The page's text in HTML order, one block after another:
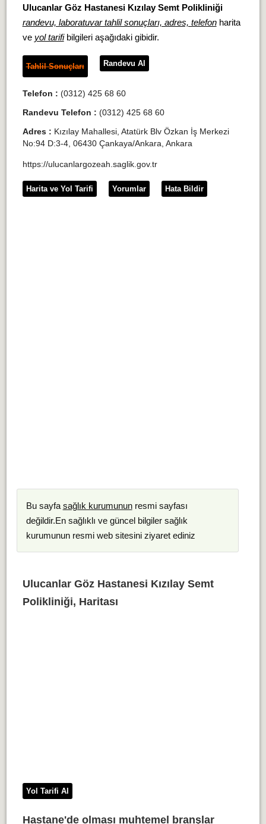
Ulucanlar Göz Hastanesi Kızılay Semt Polikliniği
randevu, laboratuvar tahlil sonuçları, adres, telefonharita
ve yol tarifibilgileri aşağıdaki gibidir.
Tahlil Sonuçları Randevu Al
Telefon : (0312) 425 68 60
Randevu Telefon : (0312) 425 68 60
Adres : Kızılay Mahallesi, Atatürk Blv Özkan İş Merkezi
No:94 D:3-4, 06430 Çankaya/Ankara, Ankara
https://ulucanlargozeah.saglik.gov.tr
Harita ve Yol Tarifi Yorumlar Hata Bildir
Bu sayfa sağlık kurumununresmi sayfası
değildir.En sağlıklı ve güncel bilgiler sağlık
kurumunun resmi web sitesini ziyaret ediniz
Ulucanlar Göz Hastanesi Kızılay Semt
Polikliniği, Haritası
Yol Tarifi Al
Hastane'de olması muhtemel branşlar